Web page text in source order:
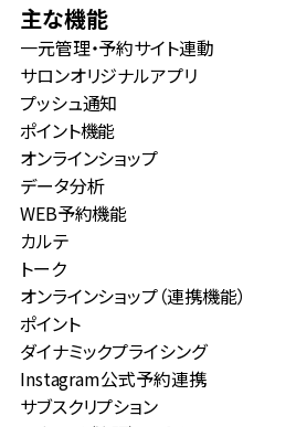
主な機能
一元管理・予約サイト連動
サロンオリジナルアプリ
プッシュ通知
ポイント機能
オンラインショップ
データ分析
WEB予約機能
カルテ
トーク
オンラインショップ（連携機能）
ポイント
ダイナミックプライシング
Instagram公式予約連携
サブスクリプション